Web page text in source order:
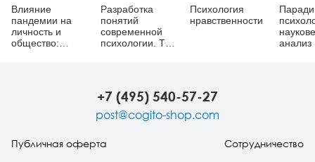
Влияние
пандемии на
личность и
общество:
Разработка
понятий
современной
психологии. Том
Психология
нравственности
анализ
+7 (495) 540-57-27
post@cogito-shop.com
Публичная оферта Сотрудничество